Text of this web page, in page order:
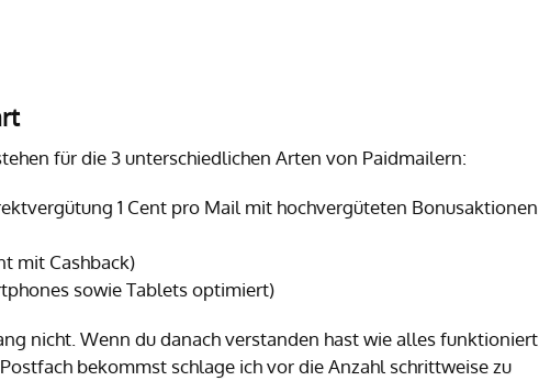
für die 3 unterschiedlichen Arten von Paidmailern:
1 Cent pro Mail mit hochvergüteten Bonusaktionen
mit Cashback)
sowie Tablets optimiert)
nicht. Wenn du danach verstanden hast wie alles funktioniert
bekommst schlage ich vor die Anzahl schrittweise zu